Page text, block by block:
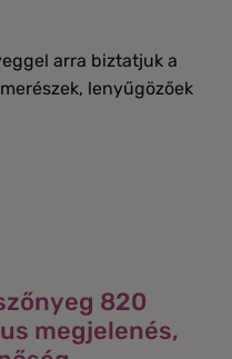
arra biztatjuk a
lenyűgözőek
820
megjelenés,